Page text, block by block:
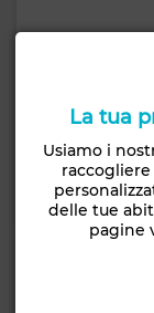
224 m²
Contatta
La tua
Usiamo i
delle tue
pagine